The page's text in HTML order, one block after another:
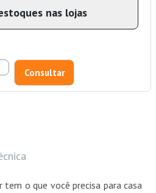
nas lojas
o que você precisa para casa